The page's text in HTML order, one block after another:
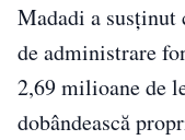
Madadi a susținut
de administrare
2,69 milioane de
dobândească